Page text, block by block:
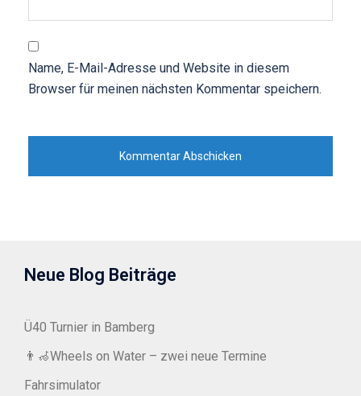
Name, E-Mail-Adresse und Website in diesem
Browser für meinen nächsten Kommentar speichern.
Neue Blog Beiträge
Ü40 Turnier in Bamberg
👨‍🦽Wheels on Water – zwei neue Termine
Fahrsimulator